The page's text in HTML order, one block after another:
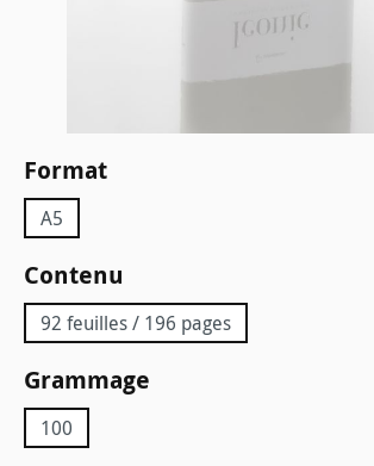
Sélectionnez
Format
A5
Sélectionnez
Contenu
92 feuilles / 196 pages
Sélectionnez
Grammage
100